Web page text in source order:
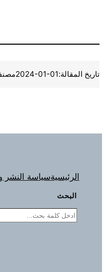
تاريخ المقالة:2024-01-01
الرئيسيةسياسة النشر
البحث
Search